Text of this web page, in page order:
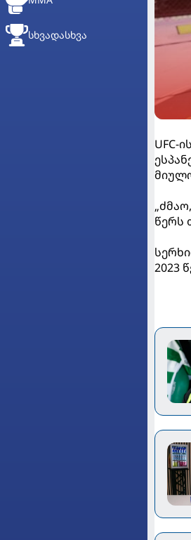
ᲡᲮᲕᲐᲓᲐᲡᲮᲕᲐ
UFC-
წერს
2023